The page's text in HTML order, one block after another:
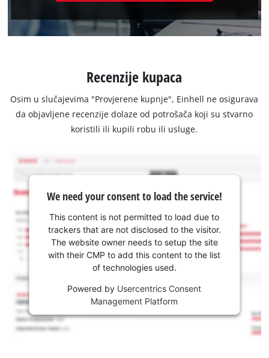
Recenzije kupaca
Osim u slučajevima "Provjerene kupnje", Einhell ne osigurava
da objavljene recenzije dolaze od potrošača koji su stvarno
koristili ili kupili robu ili usluge.
We need your consent to load the service!
This content is not permitted to load due to
trackers that are not disclosed to the visitor.
The website owner needs to setup the site
with their CMP to add this content to the list
of technologies used.
Powered by Usercentrics Consent
Management Platform